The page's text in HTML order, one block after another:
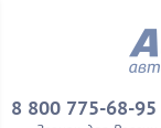
8 800 775-68-95